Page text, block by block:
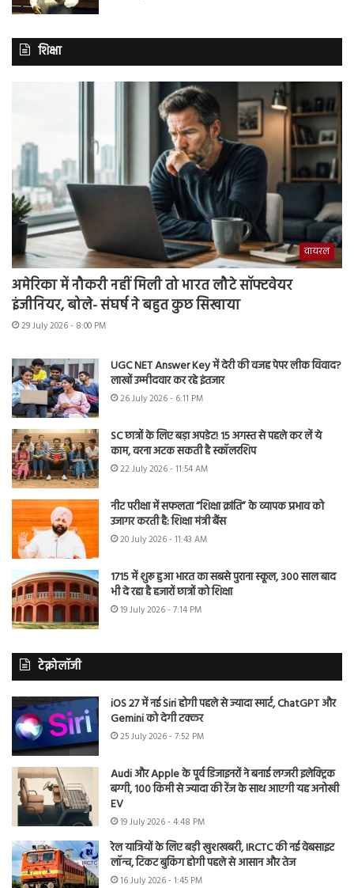
शिक्षा
वायरल
अमेरिका में नौकरी नहीं मिली तो भारत लौटे सॉफ्टवेयर
इंजीनियर, बोले- संघर्ष ने बहुत कुछ सिखाया
29 July 2026 - 8:00 PM
UGC NET Answer Key में देरी की वजह पेपर लीक विवाद?
लाखों उम्मीदवार कर रहे इंतजार
26 July 2026 - 6:11 PM
SC छात्रों के लिए बड़ा अपडेट! 15 अगस्त से पहले कर लें ये
काम, वरना अटक सकती है स्कॉलरशिप
22 July 2026 - 11:54 AM
नीट परीक्षा में सफलता “शिक्षा क्रांति” के व्यापक प्रभाव को
उजागर करती है: शिक्षा मंत्री बैंस
20 July 2026 - 11:43 AM
1715 में शुरू हुआ भारत का सबसे पुराना स्कूल, 300 साल बाद
भी दे रहा है हजारों छात्रों को शिक्षा
19 July 2026 - 7:14 PM
टेक्नोलॉजी
iOS 27 में नई Siri होगी पहले से ज्यादा स्मार्ट, ChatGPT और
Gemini को देगी टक्कर
25 July 2026 - 7:52 PM
Audi और Apple के पूर्व डिजाइनरों ने बनाई लग्जरी इलेक्ट्रिक
बग्गी, 100 किमी से ज्यादा की रेंज के साथ आएगी यह अनोखी
EV
19 July 2026 - 4:48 PM
रेल यात्रियों के लिए बड़ी खुशखबरी, IRCTC की नई वेबसाइट
लॉन्च, टिकट बुकिंग होगी पहले से आसान और तेज
16 July 2026 - 1:45 PM